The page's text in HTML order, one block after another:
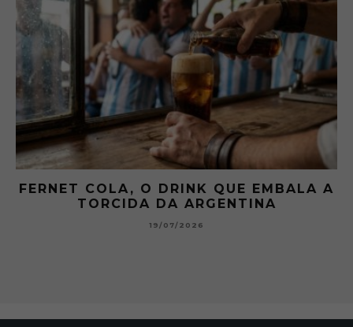
FERNET COLA, O DRINK QUE EMBALA A
TORCIDA DA ARGENTINA
19/07/2026